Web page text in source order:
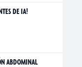
DE IA!
ABDOMINAL